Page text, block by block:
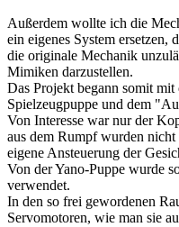
Außerdem wollte ich die
ein eigenes System ersetzen,
die originale Mechanik
Mimiken darzustellen.
Das Projekt begann somit
Spielzeugpuppe und dem
Von Interesse war nur der
aus dem Rumpf wurden
eigene Ansteuerung der
Von der Yano-Puppe wurde
verwendet.
In den so frei gewordenen
Servomotoren, wie man sie